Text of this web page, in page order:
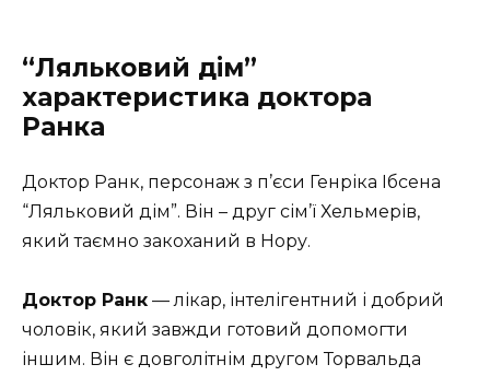
“Ляльковий дім”
характеристика доктора
Ранка
Доктор Ранк, персонаж з п’єси Генріка Ібсена
“Ляльковий дім”. Він – друг сім’ї Хельмерів,
який таємно закоханий в Нору.
Доктор Ранк — лікар, інтелігентний і добрий
чоловік, який завжди готовий допомогти
іншим. Він є довголітнім другом Торвальда